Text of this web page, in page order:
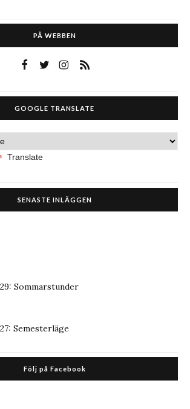
PÅ WEBBEN
GOOGLE TRANSLATE
Translate
SENASTE INLÄGGEN
Sommarstunder
Semesterläge
Följ på Facebook